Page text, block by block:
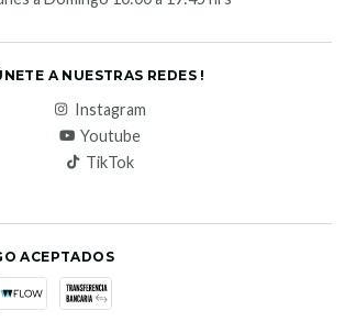
A NUESTRAS REDES !
Instagram
Youtube
TikTok
ACEPTADOS